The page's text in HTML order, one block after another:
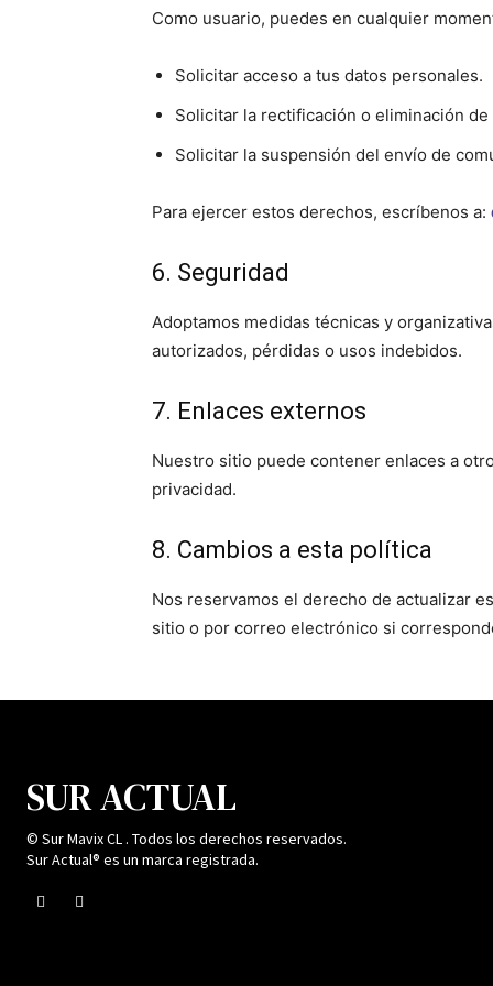
Como usuario, puedes en cualquier
Solicitar acceso a tus datos personales.
Solicitar la rectificación o eliminación
Solicitar la suspensión del envío de
Para ejercer estos derechos, escríbenos a:
6. Seguridad
Adoptamos medidas técnicas y
autorizados, pérdidas o usos indebidos.
7. Enlaces externos
Nuestro sitio puede contener enlaces a
privacidad.
8. Cambios a esta política
Nos reservamos el derecho de actualizar
sitio o por correo electrónico si
SUR ACTUAL
© Sur Mavix CL . Todos los derechos reservados.
Sur Actual® es un marca registrada.